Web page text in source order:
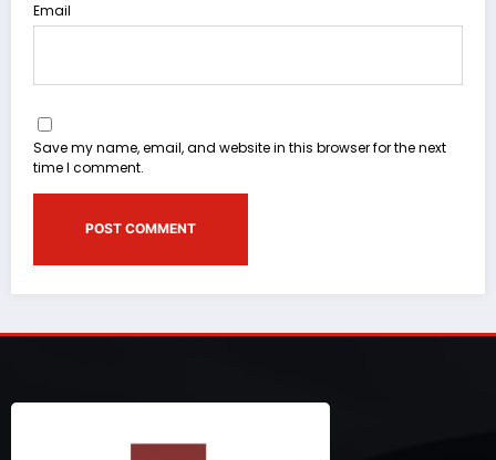
Email
Save my name, email, and website in this browser for the next
time I comment.